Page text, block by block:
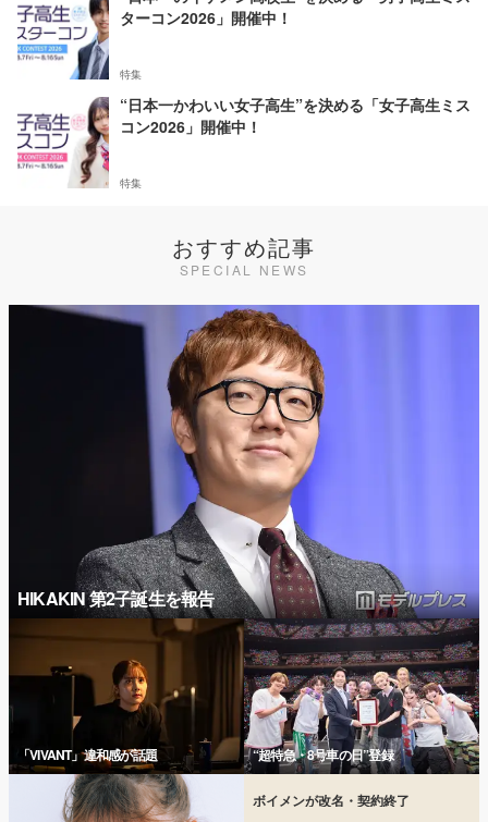
ターコン2026」開催中！
特集
“日本一かわいい女子高生”を決める「女子高生ミス
コン2026」開催中！
特集
おすすめ記事
SPECIAL NEWS
HIKAKIN 第2子誕生を報告
「VIVANT」違和感が話題 “超特急・8号車の日”登録
ボイメンが改名・契約終了